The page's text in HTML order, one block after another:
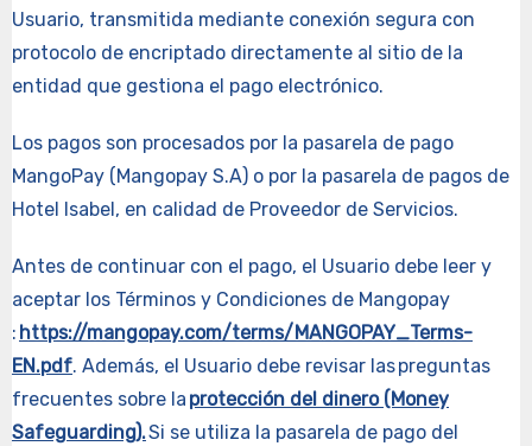
Usuario, transmitida mediante conexión segura con
protocolo de encriptado directamente al sitio de la
entidad que gestiona el pago electrónico.
Los pagos son procesados por la pasarela de pago
MangoPay (Mangopay S.A) o por la pasarela de pagos de
Hotel Isabel, en calidad de Proveedor de Servicios.
Antes de continuar con el pago, el Usuario debe leer y
aceptar los Términos y Condiciones de Mangopay
: https://mangopay.com/terms/MANGOPAY_Terms-
EN.pdf. Además, el Usuario debe revisar las preguntas
frecuentes sobre la protección del dinero (Money
Safeguarding).Si se utiliza la pasarela de pago del